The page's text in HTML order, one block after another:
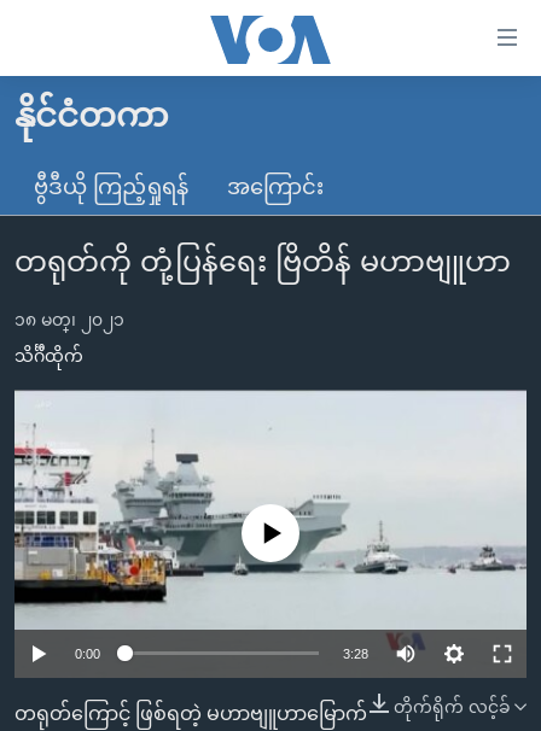
လွယ်ကူ
စေ
သည့်
များ
ပင်မ
အကြောင်းအရာ
ကြည့်
ရန်
ပင်မ
အ
ညွန်း
စာမျက်နှာ
ကျော်
ကြည့်
မူလစာမျက်နှာ
မြန်မာ
ကမ္ဘာ့သတင်းများ
နိုင်ငံတကာ
တရုတ်
အစ္စရေး-ပါလက်စတိုင်း
ဗွီဒီယို
ရပ်ဝန်းတခု လမ်းတခု အလွန်
အင်္ဂလိပ်စာလေ့လာမယ်
အမေရိကန်သုံးအီဒီယံ
မကြေးမုံရဲ့ အင်္ဂလိပ်စာ
ရုပ်ရှင်ထဲက အင်္ဂလိပ်စာ
သုတပဒေသာ အင်္ဂလိပ်စာ
အပတ်စဉ်ကဏ္ဍများ
ရေဒီယို
တီဗွီ
ရေဒီယိုနှင့်ရုပ်သံ အချက်အလက်များ
ရေဒီယို/တီဗွီအစီအစဉ်
Learning English
ဗွီအိုအေ လူမှုကွန်ယက်များ
နိုင်ငံတကာ
ဗွီဒီယို ကြည့်ရှုရန် အကြောင်း
တရုတ်ကို တုံ့ပြန်ရေး ဗြိတိန် မဟာဗျူဟာ
၁၈ မတ္၊ ၂၀၂၁
သိင်္ဂီထိုက်
No media source currently available
0:00 3:28
တိုက်ရိုက် လင့်ခ်
တရုတ်ကြောင့် ဖြစ်ရတဲ့ မဟာဗျူဟာမြောက်